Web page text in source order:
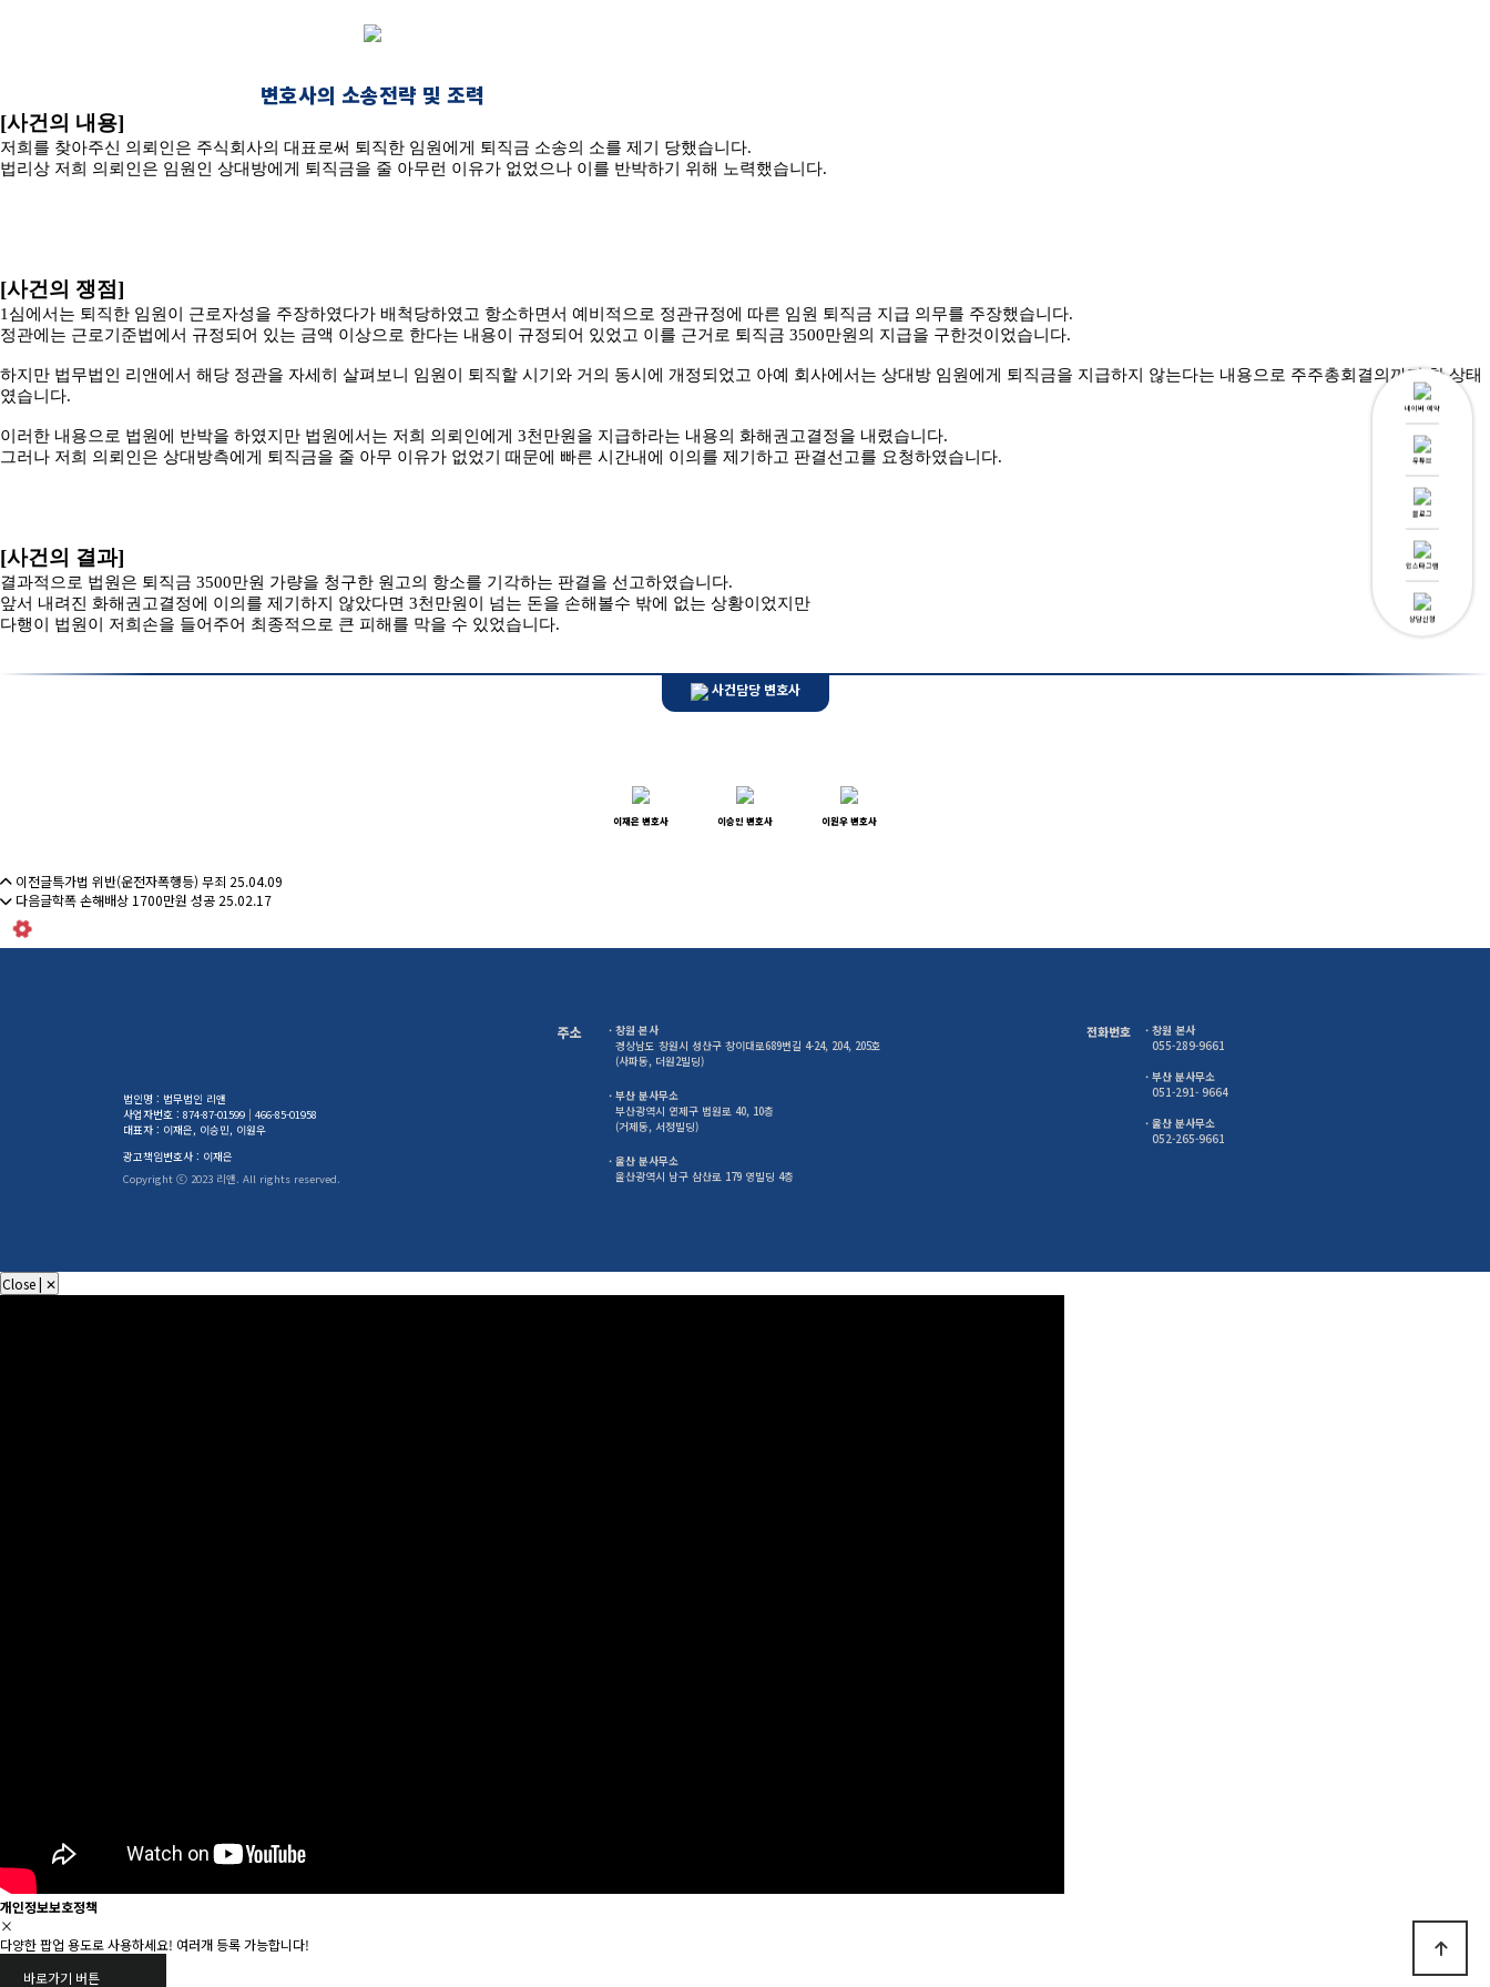
변호사의 소송전략 및 조력
[사건의 내용]
저희를 찾아주신 의뢰인은 주식회사의 대표로써 퇴직한 임원에게 퇴직금 소송의 소를 제기 당했습니다.
법리상 저희 의뢰인은 임원인 상대방에게 퇴직금을 줄 아무런 이유가 없었으나 이를 반박하기 위해 노력했습니다.
[사건의 쟁점]
1심에서는 퇴직한 임원이 근로자성을 주장하였다가 배척당하였고 항소하면서 예비적으로 정관규정에 따른 임원 퇴직금 지급 의무를 주장했습니다.
정관에는 근로기준법에서 규정되어 있는 금액 이상으로 한다는 내용이 규정되어 있었고 이를 근거로 퇴직금 3500만원의 지급을 구한것이었습니다.
하지만 법무법인 리앤에서 해당 정관을 자세히 살펴보니 임원이 퇴직할 시기와 거의 동시에 개정되었고 아예 회사에서는 상대방 임원에게 퇴직금을 지급하지 않는다는 내용으로 주주총회결의까지 한 상태
였습니다.
이러한 내용으로 법원에 반박을 하였지만 법원에서는 저희 의뢰인에게 3천만원을 지급하라는 내용의 화해권고결정을 내렸습니다.
그러나 저희 의뢰인은 상대방측에게 퇴직금을 줄 아무 이유가 없었기 때문에 빠른 시간내에 이의를 제기하고 판결선고를 요청하였습니다.
[사건의 결과]
결과적으로 법원은 퇴직금 3500만원 가량을 청구한 원고의 항소를 기각하는 판결을 선고하였습니다.
앞서 내려진 화해권고결정에 이의를 제기하지 않았다면 3천만원이 넘는 돈을 손해볼수 밖에 없는 상황이었지만
다행이 법원이 저희손을 들어주어 최종적으로 큰 피해를 막을 수 있었습니다.
사건담당 변호사
이재은 변호사 이승민 변호사 이원우 변호사
이전글특가법 위반(운전자폭행등) 무죄 25.04.09
다음글학폭 손해배상 1700만원 성공 25.02.17
법인명 : 법무법인 리앤
사업자번호 :874-87-01599
466-85-01958
대표자 : 이재은, 이승민, 이원우
광고책임변호사 : 이재은
Copyright ⓒ 2023 리앤. All rights reserved.
주소
· 창원 본사
경상남도 창원시 성산구 창이대로689번길 4-24, 204, 205호
(사파동, 더원2빌딩)
· 부산 분사무소
부산광역시 연제구 법원로 40, 10층
(거제동, 서정빌딩)
· 울산 분사무소
울산광역시 남구 삼산로 179 영빌딩 4층
전화번호
· 창원 본사
· 부산 분사무소
· 울산 분사무소
052-265-9661
네이버 예약
유튜브
블로그
인스타그램
상담신청
Close | ✕
개인정보보호정책
×
다양한 팝업 용도로 사용하세요! 여러개 등록 가능합니다!
바로가기 버튼